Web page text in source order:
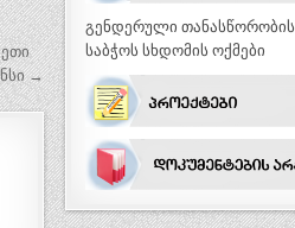
→
გენდერული თანასწორობის
საბჭოს სხდომის ოქმები